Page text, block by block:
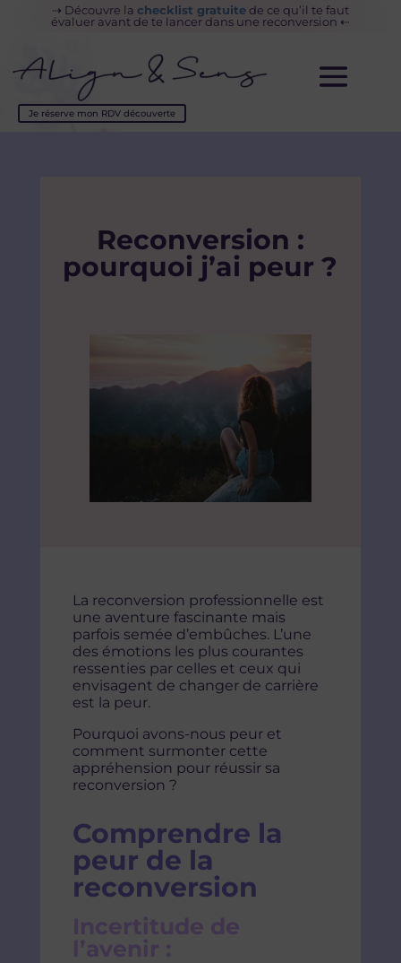
⇢ Découvre la checklist gratuitede ce qu’il te faut
évaluer avant de te lancer dans une reconversion ⇠
Je réserve mon RDV découverte
Reconversion :
pourquoi j’ai peur ?
La reconversion professionnelle est
une aventure fascinante mais
parfois semée d’embûches. L’une
des émotions les plus courantes
ressenties par celles et ceux qui
envisagent de changer de carrière
est la peur.
Pourquoi avons-nous peur et
comment surmonter cette
appréhension pour réussir sa
reconversion ?
Comprendre la
peur de la
reconversion
Incertitude de
l’avenir :